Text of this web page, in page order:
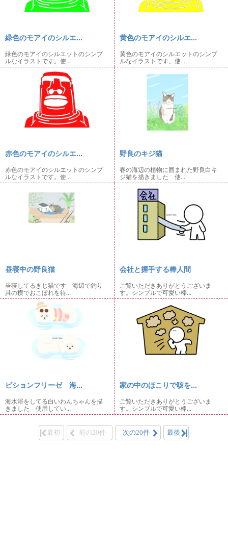
緑色のモアイのシルエ...
緑色のモアイのシルエットのシンプ
ルなイラストです。使...
黄色のモアイのシルエ...
黄色のモアイのシルエットのシンプ
ルなイラストです。使...
赤色のモアイのシルエ...
赤色のモアイのシルエットのシンプ
ルなイラストです。使...
野良のキジ猫
春の海辺の植物に囲まれた野良白キ
ジ猫を描きました 使...
昼寝中の野良猫
昼寝してるきじ猫です 海辺で釣り
具の横でおこぼれを待...
会社と握手する棒人間
ご覧いただきありがとうございま
す。シンプルで可愛い棒...
ビションフリーゼ 海...
海水浴をしてる白いわんちゃんを描
きました 使用してい...
家の中のほこりで咳を...
ご覧いただきありがとうございま
す。シンプルで可愛い棒...
最初 前の20件 次の20件 最後